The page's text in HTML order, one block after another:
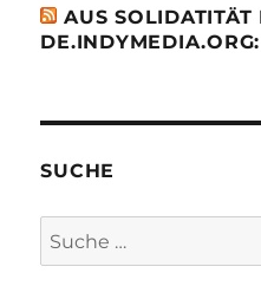
AUS SOLIDATITÄT
DE.INDYMEDIA.ORG:
SUCHE
Suche
nach: